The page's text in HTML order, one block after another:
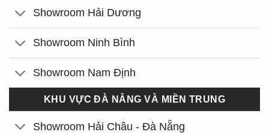
Showroom Hải Dương
Showroom Ninh Bình
Showroom Nam Định
KHU VỰC ĐÀ NẴNG VÀ MIỀN TRUNG
Showroom Hải Châu - Đà Nẵng